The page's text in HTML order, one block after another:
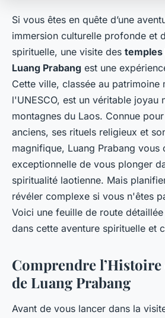
Si vous êtes en quête d’une
immersion culturelle profonde et
spirituelle, une visite des temples
Luang Prabang est une
Cette ville, classée au patrimoine
l'UNESCO, est un véritable joyau
montagnes du Laos. Connue
anciens, ses rituels religieux et
magnifique, Luang Prabang vous
exceptionnelle de vous plonger
spiritualité laotienne. Mais
révéler complexe si vous n'êtes
Voici une feuille de route
dans cette aventure spirituelle et
Comprendre
de Luang Prabang
Avant de vous lancer dans la